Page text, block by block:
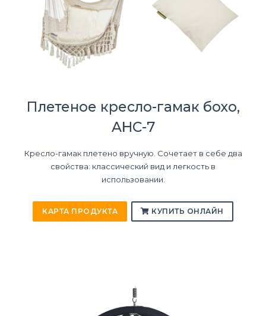
Плетеное кресло-гамак бохо,
AHC-7
Кресло-гамак плетено вручную. Сочетает в себе два
свойства: классический вид и легкость в
использовании.
КАРТА ПРОДУКТА КУПИТЬ ОНЛАЙН